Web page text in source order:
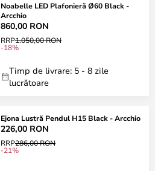
Noabelle LED Plafonieră Ø60 Black -
Arcchio
860,00 RON
RRP1.050,00 RON
-18%
Timp de livrare: 5 - 8 zile
lucrătoare
Ejona Lustră Pendul H15 Black - Arcchio
226,00 RON
RRP286,00 RON
-21%